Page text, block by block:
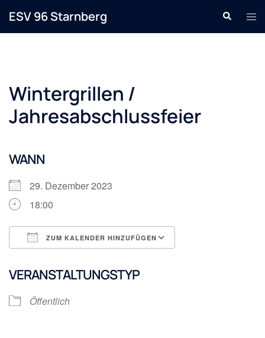
Inhalt
ESV 96 Starnberg Suche
Wintergrillen /
Jahresabschlussfeier
WANN
29. Dezember 2023
18:00
ZUM KALENDER HINZUFÜGEN
VERANSTALTUNGSTYP
Öffentlich